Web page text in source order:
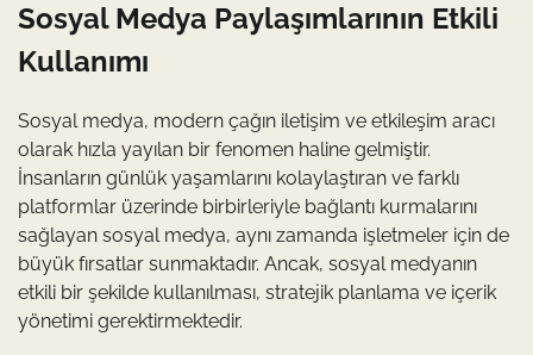
Sosyal Medya Paylaşımlarının Etkili
Kullanımı
Sosyal medya, modern çağın iletişim ve etkileşim aracı
olarak hızla yayılan bir fenomen haline gelmiştir.
İnsanların günlük yaşamlarını kolaylaştıran ve farklı
platformlar üzerinde birbirleriyle bağlantı kurmalarını
sağlayan sosyal medya, aynı zamanda işletmeler için de
büyük fırsatlar sunmaktadır. Ancak, sosyal medyanın
etkili bir şekilde kullanılması, stratejik planlama ve içerik
yönetimi gerektirmektedir.